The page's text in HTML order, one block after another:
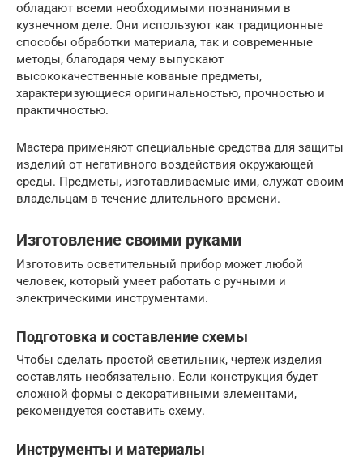
обладают всеми необходимыми познаниями в
кузнечном деле. Они используют как традиционные
способы обработки материала, так и современные
методы, благодаря чему выпускают
высококачественные кованые предметы,
характеризующиеся оригинальностью, прочностью и
практичностью.
Мастера применяют специальные средства для защиты
изделий от негативного воздействия окружающей
среды. Предметы, изготавливаемые ими, служат своим
владельцам в течение длительного времени.
Изготовление своими руками
Изготовить осветительный прибор может любой
человек, который умеет работать с ручными и
электрическими инструментами.
Подготовка и составление схемы
Чтобы сделать простой светильник, чертеж изделия
составлять необязательно. Если конструкция будет
сложной формы с декоративными элементами,
рекомендуется составить схему.
Инструменты и материалы